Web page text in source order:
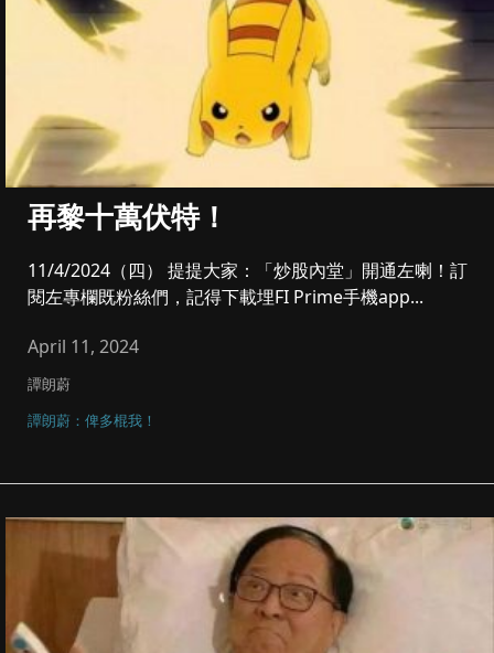
再黎十萬伏特！
11/4/2024（四） 提提大家：「炒股內堂」開通左喇！訂
閱左專欄既粉絲們，記得下載埋FI Prime手機app...
April 11, 2024
譚朗蔚
譚朗蔚：俾多棍我！